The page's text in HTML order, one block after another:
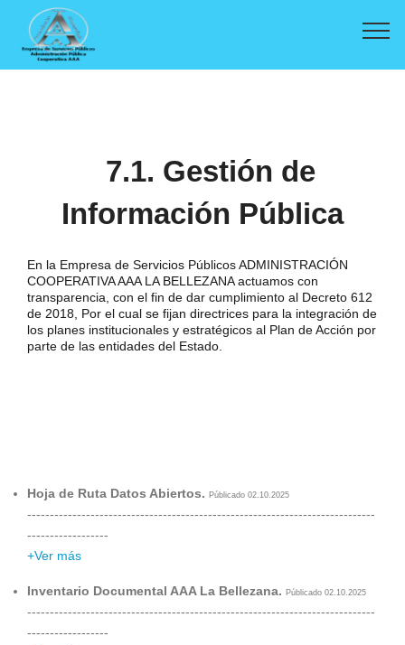
7.1. Gestión de
Información Pública
En la Empresa de Servicios Públicos ADMINISTRACIÓN
COOPERATIVA AAA LA BELLEZANA actuamos con
transparencia, con el fin de dar cumplimiento al Decreto 612
de 2018, Por el cual se fijan directrices para la integración de
los planes institucionales y estratégicos al Plan de Acción por
parte de las entidades del Estado.
Hoja de Ruta Datos Abiertos. Públicado 02.10.2025
-----------------------------------------------------------------------------
------------------
+Ver más
Inventario Documental AAA La Bellezana. Públicado 02.10.2025
-----------------------------------------------------------------------------
------------------